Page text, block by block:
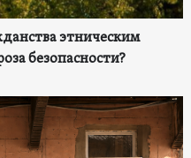
этническим
безопасности?